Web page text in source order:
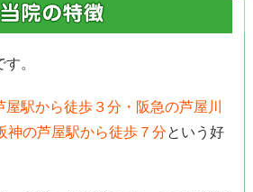
。
屋駅から徒歩３分・阪急の芦屋川
神の芦屋駅から徒歩７分という好